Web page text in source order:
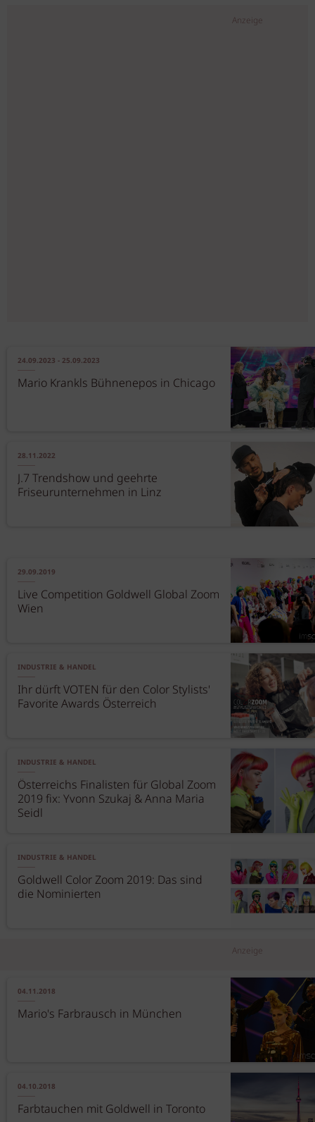
Anzeige
24.09.2023 - 25.09.2023
Mario Krankls Bühnenepos in Chicago
28.11.2022
J.7 Trendshow und geehrte
Friseurunternehmen in Linz
29.09.2019
Live Competition Goldwell Global Zoom
Wien
INDUSTRIE & HANDEL
Ihr dürft VOTEN für den Color Stylists'
Favorite Awards Österreich
INDUSTRIE & HANDEL
Österreichs Finalisten für Global Zoom
2019 fix: Yvonn Szukaj & Anna Maria
Seidl
INDUSTRIE & HANDEL
Goldwell Color Zoom 2019: Das sind
die Nominierten
Anzeige
04.11.2018
Mario's Farbrausch in München
04.10.2018
Farbtauchen mit Goldwell in Toronto